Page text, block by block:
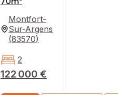
Montfort-
Sur-Argens
(83570)
122 000 €
2